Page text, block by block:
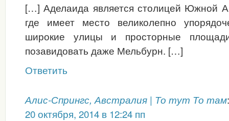
[…] Аделаида является столицей Южной
где имеет место великолепно
широкие улицы и просторные
позавидовать даже Мельбурн. […]
Ответить
Алис-Спрингс, Австралия | То тут То там:
20 октября, 2014 в 12:24 пп